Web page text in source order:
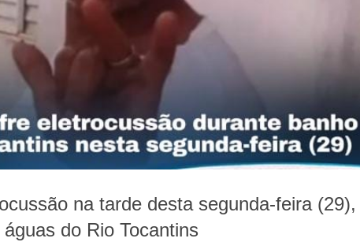
na tarde desta segunda-feira (29),
do Rio Tocantins